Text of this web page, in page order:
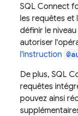
SQL Connect
les requêtes et
définir le
autoriser
l'instruction
De plus, SQL
requêtes
pouvez ainsi